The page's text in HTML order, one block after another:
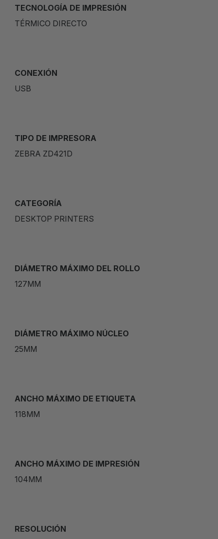
TECNOLOGÍA DE IMPRESIÓN
TÉRMICO DIRECTO
CONEXIÓN
USB
TIPO DE IMPRESORA
ZEBRA ZD421D
CATEGORÍA
DESKTOP PRINTERS
DIÁMETRO MÁXIMO DEL ROLLO
127MM
DIÁMETRO MÁXIMO NÚCLEO
25MM
ANCHO MÁXIMO DE ETIQUETA
118MM
ANCHO MÁXIMO DE IMPRESIÓN
104MM
RESOLUCIÓN